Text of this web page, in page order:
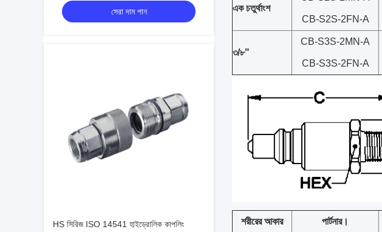
সেরা দাম পান
HS সিরিজ ISO 14541 হাইড্রোলিক কাপলিং
এক চতুর্থাংশ
CB-S2S-2FN-A
৩/৮"
CB-S3S-2MN-A
CB-S3S-2FN-A
শরীরের আকার পার্টনার।